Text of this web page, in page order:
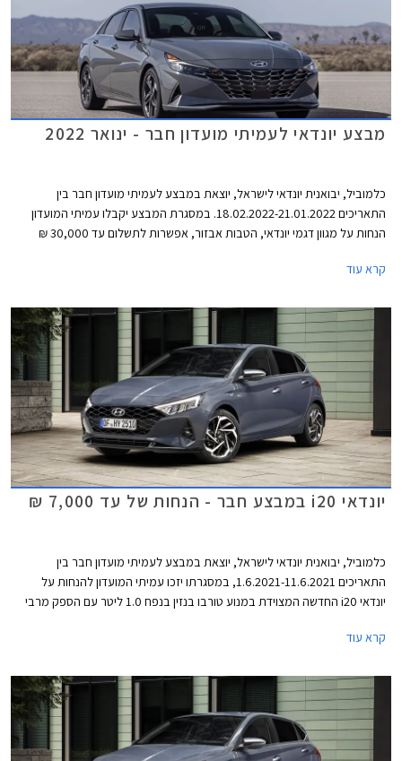
מבצע יונדאי לעמיתי מועדון חבר - ינואר 2022
כלמוביל, יבואנית יונדאי לישראל, יוצאת במבצע לעמיתי מועדון חבר בין
התאריכים 18.02.2022-21.01.2022. במסגרת המבצע יקבלו עמיתי המועדון
הנחות על מגוון דגמי יונדאי, הטבות אבזור, אפשרות לתשלום עד 30,000 ₪
ריבית אטרקטיביים. בנוסף תוצע הלוואה בתנאים מועדפים במסגרת תכנית
ייערך בכל אולמות התצוגה של יונדאי ברחבי הארץ.
קרא עוד
יונדאי i20 במבצע חבר - הנחות של עד 7,000 ₪
כלמוביל, יבואנית יונדאי לישראל, יוצאת במבצע לעמיתי מועדון חבר בין
התאריכים 1.6.2021-11.6.2021, במסגרתו יזכו עמיתי המועדון להנחות על
יונדאי i20 החדשה המצוידת במנוע טורבו בנזין בנפח 1.0 ליטר עם הספק מרבי
קרא עוד